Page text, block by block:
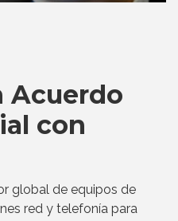
Acuerdo
con
global de equipos de
red y telefonía para